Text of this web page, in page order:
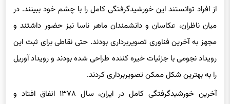
از افراد توانستند این خورشیدگرفتگی کامل را با چشم خود ببینند. در
میان ناظران، عکاسان و دانشمندان ماهر ناسا نیز حضور داشتند و
مجهز به آخرین فناوری تصویربرداری بودند. حتی نقاطی برای ثبت این
رویداد نجومی با جزئیات خیره کننده طراحی شده بودند و رویداد آوریل
را به بهترین شکل ممکن تصویربرداری کردند.
آخرین خورشیدگرفتگی کامل در ایران، سال ۱۳۷۸ اتفاق افتاد و